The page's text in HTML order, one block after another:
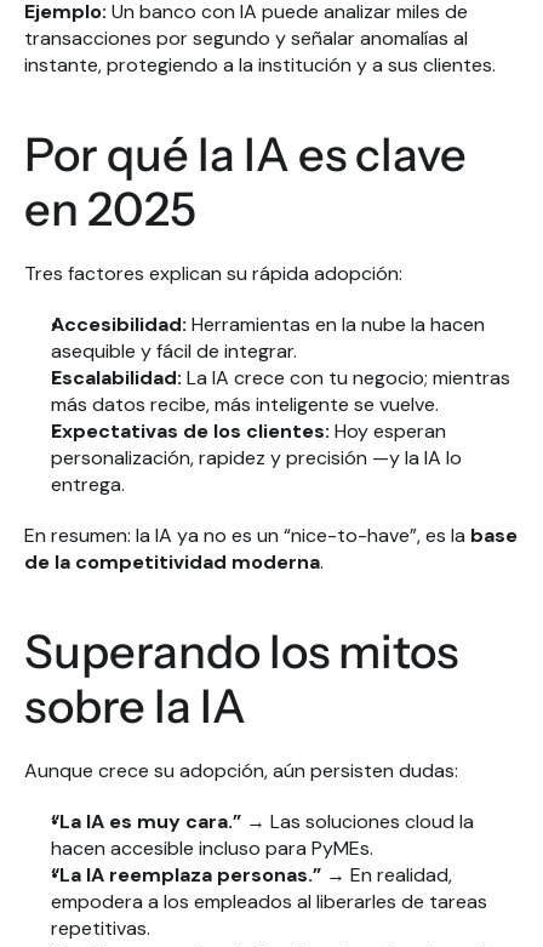
Ejemplo: Un banco con IA puede analizar miles de
transacciones por segundo y señalar anomalías al
instante, protegiendo a la institución y a sus clientes.
Por qué la IA es clave
en 2025
Tres factores explican su rápida adopción:
Accesibilidad: Herramientas en la nube la hacen
asequible y fácil de integrar.
Escalabilidad: La IA crece con tu negocio; mientras
más datos recibe, más inteligente se vuelve.
Expectativas de los clientes: Hoy esperan
personalización, rapidez y precisión —y la IA lo
entrega.
En resumen: la IA ya no es un “nice-to-have”, es la base
de la competitividad moderna.
Superando los mitos
sobre la IA
Aunque crece su adopción, aún persisten dudas:
“La IA es muy cara.” → Las soluciones cloud la
hacen accesible incluso para PyMEs.
“La IA reemplaza personas.” → En realidad,
empodera a los empleados al liberarles de tareas
repetitivas.